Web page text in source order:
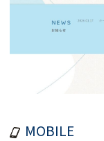
MOBILE